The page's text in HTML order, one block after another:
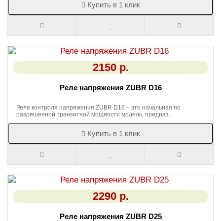
Купить в 1 клик
2150 р.
Реле напряжения ZUBR D16
Реле контроля напряжения ZUBR D16 – это начальная по
разрешенной транзитной мощности модель, предназ..
Купить в 1 клик
2290 р.
Реле напряжения ZUBR D25